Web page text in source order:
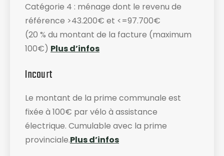
Catégorie 4 : ménage dont le revenu de
référence >43.200€ et <=97.700€
(20 % du montant de la facture (maximum
100€) Plus d’infos
Incourt
Le montant de la prime communale est
fixée à 100€ par vélo à assistance
électrique. Cumulable avec la prime
provinciale.Plus d’infos